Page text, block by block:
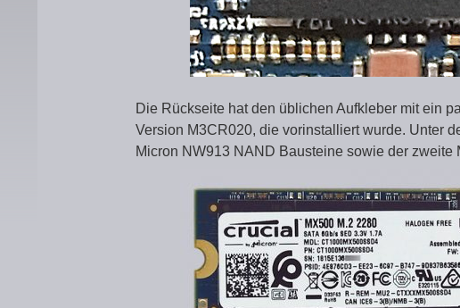
Die Rückseite hat den üblichen Aufkleber mit ein
Version M3CR020, die vorinstalliert wurde. Unter
Micron NW913 NAND Bausteine sowie der